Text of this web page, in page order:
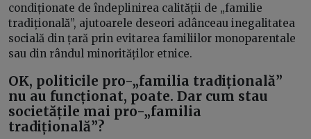
condiționate de îndeplinirea calității de „familie
tradițională”, ajutoarele deseori adânceau inegalitatea
socială din țară prin evitarea familiilor monoparentale
sau din rândul minorităților etnice.
OK, politicile pro-„familia tradițională”
nu au funcționat, poate. Dar cum stau
societățile mai pro-„familia
tradițională”?